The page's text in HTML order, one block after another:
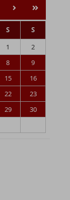
S
S
1
2
8
9
15
16
22
23
29
30